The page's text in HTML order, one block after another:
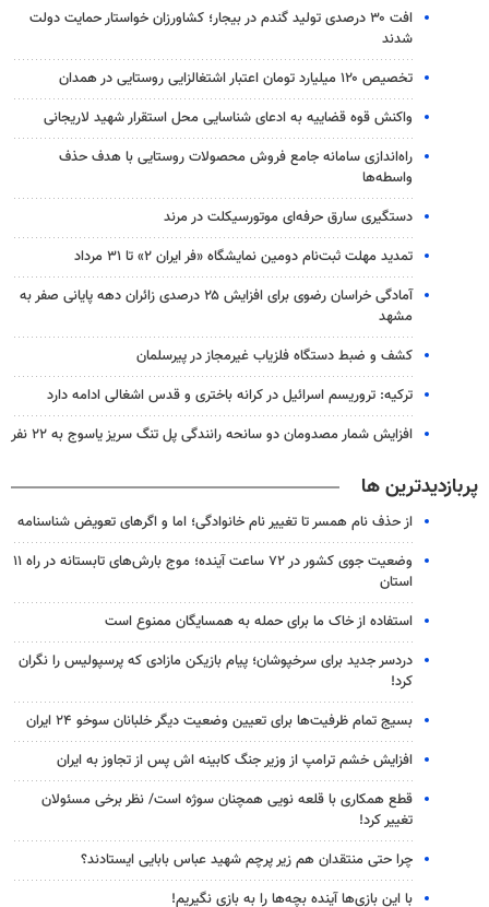
افت ۳۰ درصدی تولید گندم در بیجار؛ کشاورزان خواستار حمایت دولت
شدند
تخصیص ۱۲۰ میلیارد تومان اعتبار اشتغالزایی روستایی در همدان
واکنش قوه قضاییه به ادعای شناسایی محل استقرار شهید لاریجانی
راه‌اندازی سامانه جامع فروش محصولات روستایی با هدف حذف
واسطه‌ها
دستگیری سارق حرفه‌ای موتورسیکلت در مرند
تمدید مهلت ثبت‌نام دومین نمایشگاه «فر ایران ۲» تا ۳۱ مرداد
آمادگی خراسان رضوی برای افزایش ۲۵ درصدی زائران دهه پایانی صفر به
مشهد
کشف و ضبط دستگاه فلزیاب غیرمجاز در پیرسلمان
ترکیه: تروریسم اسرائیل در کرانه باختری و قدس اشغالی ادامه دارد
افزایش شمار مصدومان دو سانحه رانندگی پل تنگ سریز یاسوج به ۲۲ نفر
پربازدیدترین ها
از حذف نام همسر تا تغییر نام خانوادگی؛ اما و اگرهای تعویض شناسنامه
وضعیت جوی کشور در ۷۲ ساعت آینده؛ موج بارش‌های تابستانه در راه ۱۱
استان
استفاده از خاک ما برای حمله به همسایگان ممنوع است
دردسر جدید برای سرخپوشان؛ پیام بازیکن مازادی که پرسپولیس را نگران
کرد!
بسیج تمام ظرفیت‌ها برای تعیین وضعیت دیگر خلبانان سوخو ۲۴ ایران
افزایش خشم ترامپ از وزیر جنگ کابینه اش پس از تجاوز به ایران
قطع همکاری با قلعه نویی همچنان سوژه است/ نظر برخی مسئولان
تغییر کرد!
چرا حتی منتقدان هم زیر پرچم شهید عباس بابایی ایستادند؟
با این بازی‌ها آینده بچه‌ها را به بازی نگیریم!